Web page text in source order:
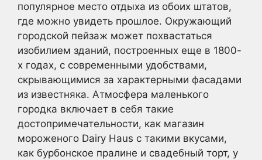
популярное место отдыха из обоих штатов,
где можно увидеть прошлое. Окружающий
городской пейзаж может похвастаться
изобилием зданий, построенных еще в 1800-
х годах, с современными удобствами,
скрывающимися за характерными фасадами
из известняка. Атмосфера маленького
городка включает в себя такие
достопримечательности, как магазин
мороженого Dairy Haus с такими вкусами,
как бурбонское пралине и свадебный торт, у